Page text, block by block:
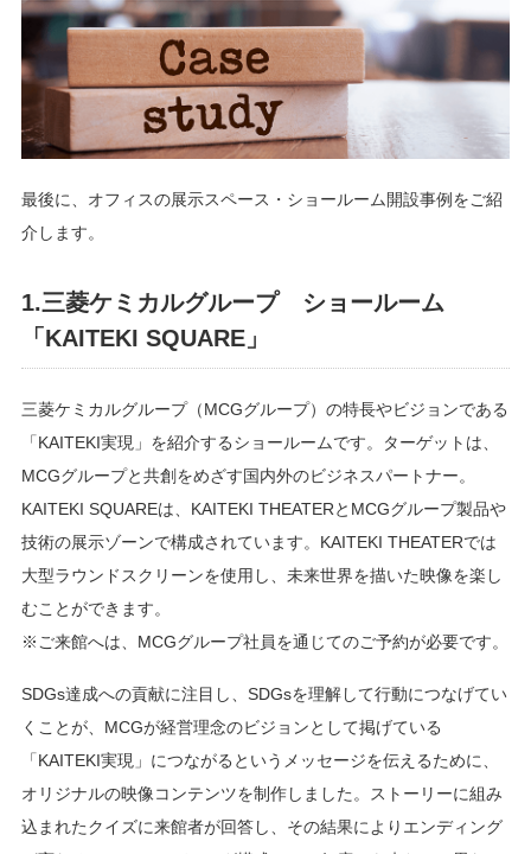
最後に、オフィスの展示スペース・ショールーム開設事例をご紹
介します。
1.三菱ケミカルグループ ショールーム
「KAITEKI SQUARE」
三菱ケミカルグループ（MCGグループ）の特長やビジョンである
「KAITEKI実現」を紹介するショールームです。ターゲットは、
MCGグループと共創をめざす国内外のビジネスパートナー。
KAITEKI SQUAREは、KAITEKI THEATERとMCGグループ製品や
技術の展示ゾーンで構成されています。KAITEKI THEATERでは
大型ラウンドスクリーンを使用し、未来世界を描いた映像を楽し
むことができます。
※ご来館へは、MCGグループ社員を通じてのご予約が必要です。
SDGs達成への貢献に注目し、SDGsを理解して行動につなげてい
くことが、MCGが経営理念のビジョンとして掲げている
「KAITEKI実現」につながるというメッセージを伝えるために、
オリジナルの映像コンテンツを制作しました。ストーリーに組み
込まれたクイズに来館者が回答し、その結果によりエンディング